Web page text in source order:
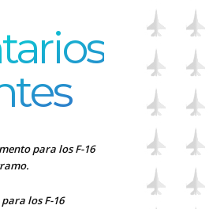
para los F-16
los F-16